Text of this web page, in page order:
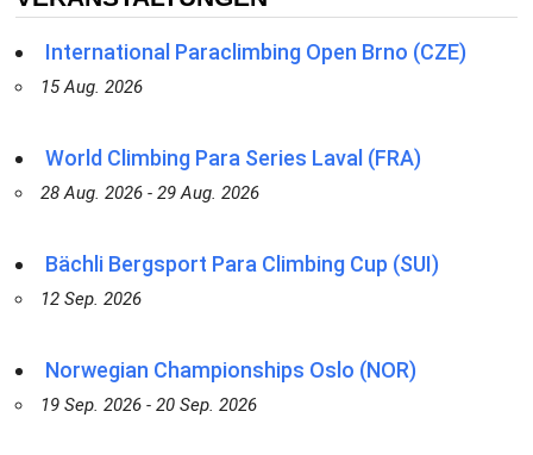
International Paraclimbing Open Brno (CZE)
15 Aug. 2026
World Climbing Para Series Laval (FRA)
28 Aug. 2026 - 29 Aug. 2026
Bächli Bergsport Para Climbing Cup (SUI)
12 Sep. 2026
Norwegian Championships Oslo (NOR)
19 Sep. 2026 - 20 Sep. 2026